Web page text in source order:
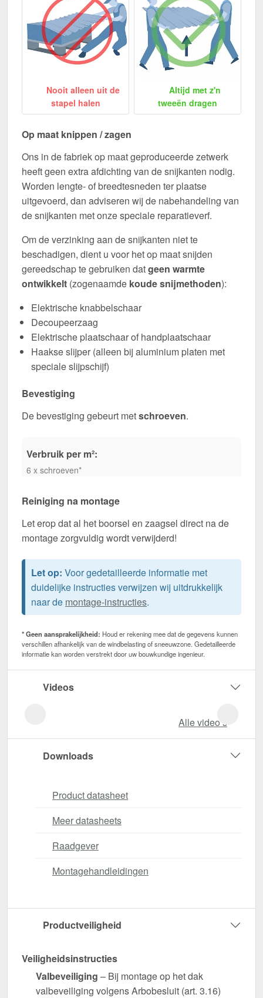
Nooit alleen uit de
stapel halen
Altijd met z'n
tweeën dragen
Op maat knippen / zagen
Ons in de fabriek op maat geproduceerde zetwerk
heeft geen extra afdichting van de snijkanten nodig.
Worden lengte- of breedtesneden ter plaatse
uitgevoerd, dan adviseren wij de nabehandeling van
de snijkanten met onze speciale reparatieverf.
Om de verzinking aan de snijkanten niet te
beschadigen, dient u voor het op maat snijden
gereedschap te gebruiken datgeen warmte
ontwikkelt (zogenaamde koude snijmethoden):
Elektrische knabbelschaar
Decoupeerzaag
Elektrische plaatschaar of handplaatschaar
Haakse slijper (alleen bij aluminium platen met
speciale slijpschijf)
Bevestiging
De bevestiging gebeurt metschroeven.
Verbruik per m²:
6 x schroeven*
Reiniging na montage
Let erop dat al het boorsel en zaagsel direct na de
montage zorgvuldig wordt verwijderd!
Let op: Voor gedetailleerde informatie met
duidelijke instructies verwijzen wij uitdrukkelijk
naar de montage-instructies.
* Geen aansprakelijkheid: Houd er rekening mee dat de gegevens kunnen
verschillen afhankelijk van de windbelasting of sneeuwzone. Gedetailleerde
informatie kan worden verstrekt door uw bouwkundige ingenieur.
Videos
Alle video‘s
Downloads
Product datasheet
Meer datasheets
Raadgever
Montagehandleidingen
Productveiligheid
Veiligheidsinstructies
Valbeveiliging – Bij montage op het dak
valbeveiliging volgens Arbobesluit (art. 3.16)